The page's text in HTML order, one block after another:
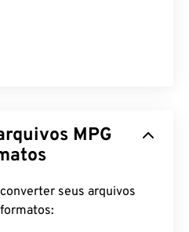
00 00 00
00 00 00
MPG
seus arquivos